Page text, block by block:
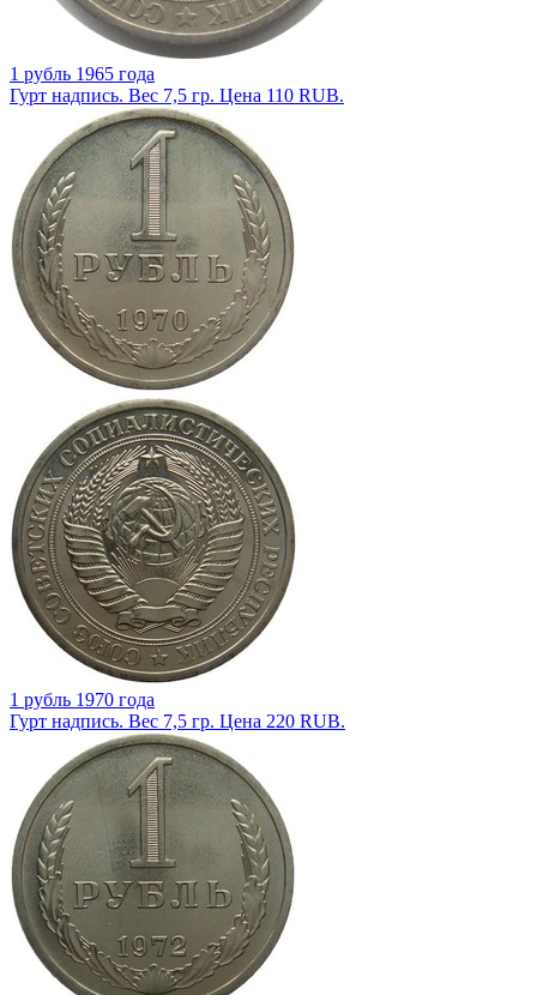
1 рубль 1965 года
Гурт надпись. Вес 7,5 гр. Цена 110 RUB.
1 рубль 1970 года
Гурт надпись. Вес 7,5 гр. Цена 220 RUB.